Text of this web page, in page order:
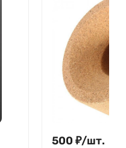
500 ₽/шт.